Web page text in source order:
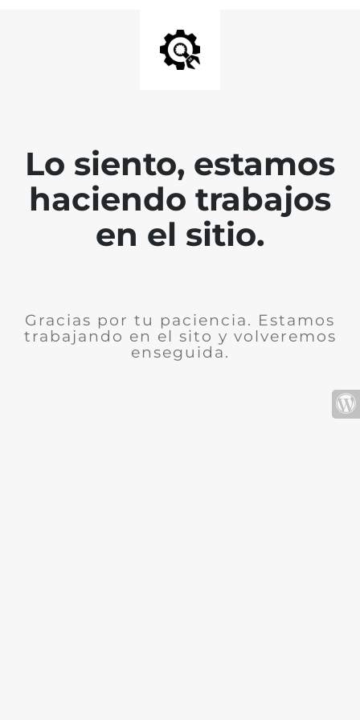
Lo siento, estamos
haciendo trabajos
en el sitio.
Gracias por tu paciencia. Estamos
trabajando en el sito y volveremos
enseguida.